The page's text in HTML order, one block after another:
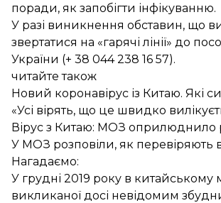
поради, як запобігти інфікуванню.
У разі виникнення обставин, що
звертатися на «гарячі лінії» до
України (+ 38 044 238 16 57).
читайте також
Новий коронавірус із Китаю. Які
«Усі вірять, що це швидко
Вірус з Китаю: МОЗ оприлюднило
У МОЗ розповіли, як перевіряють
Нагадаємо:
У грудні 2019 року в китайському
викликаної досі невідомим